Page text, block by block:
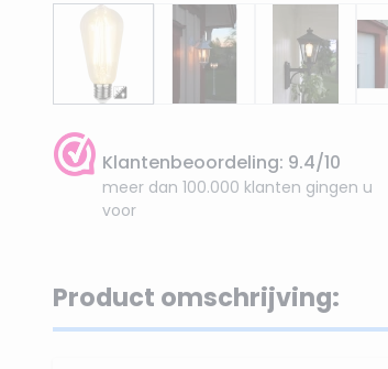
Klantenbeoordeling: 9.4/10
meer dan 100.000 klanten gingen u
voor
Product omschrijving: